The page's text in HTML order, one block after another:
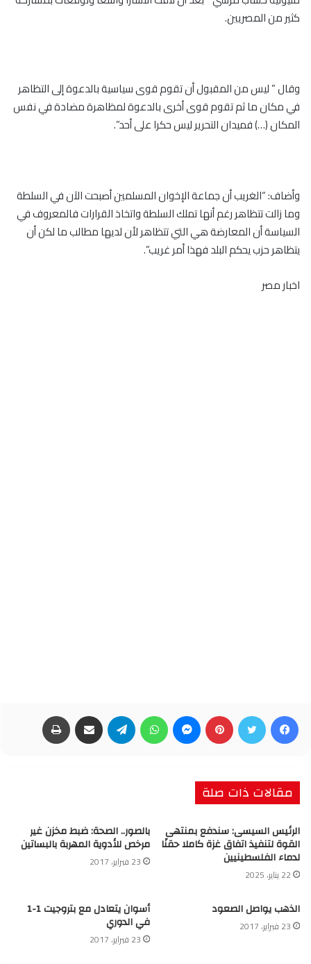
كثير من المصريين.
وقال ” ليس من المقبول أن تقوم قوى سياسية بالدعوة إلى التظاهر
في مكان ما ثم تقوم قوى أخرى بالدعوة لمظاهرة مضادة في نفس
المكان (…) فميدان التحرير ليس حكرا على أحد”.
وأضاف: “الغريب أن جماعة الإخوان المسلمين أصبحت الآن في السلطة
وما زالت تتظاهر رغم أنها تملك السلطة واتخاذ القرارات فالمعروف في
السياسة أن المعارضة هي التي تتظاهر لأن لديها مطالب ما لكن أن
يتظاهر حزب يحكم البلد فهذا أمر غريب”.
اخبار مصر
فيسبوك تويتر بينتيريست ماسنجر واتساب تيلقرام مشاركة عبر البريد
مقالات ذات صلة
الرئيس السيسى: سندفع بمنتهى
القوة لتنفيذ اتفاق غزة كاملا حقنًا
لدماء الفلسطينيين
22 يناير، 2025
بالصور.. الصحة: ضبط مخزن غير
مرخص للأدوية المهربة بالبساتين
23 فبراير، 2017
الذهب يواصل الصعود
23 فبراير، 2017
أسوان يتعادل مع بتروجيت 1-1
في الدوري
23 فبراير، 2017